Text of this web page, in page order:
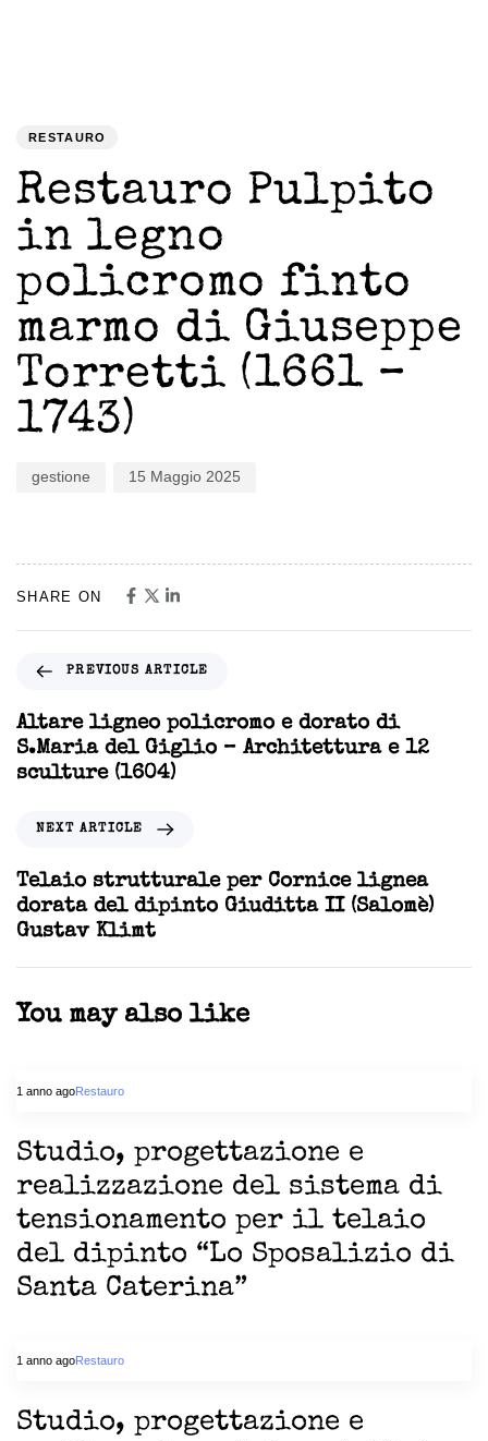
RESTAURO
Restauro Pulpito
in legno
policromo finto
marmo di Giuseppe
Torretti (1661 –
1743)
gestione 15 Maggio 2025
SHARE ON
PREVIOUS ARTICLE
Altare ligneo policromo e dorato di
S.Maria del Giglio – Architettura e 12
sculture (1604)
NEXT ARTICLE
Telaio strutturale per Cornice lignea
dorata del dipinto Giuditta II (Salomè)
Gustav Klimt
You may also like
1 anno agoRestauro
Studio, progettazione e
realizzazione del sistema di
tensionamento per il telaio
del dipinto “Lo Sposalizio di
Santa Caterina”
1 anno agoRestauro
Studio, progettazione e